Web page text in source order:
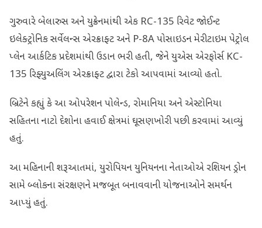
ગુરુવારે બેલારુસ અને યુક્રેનમાંથી એક RC-135 રિવેટ જોઈન્ટ
ઇલેક્ટ્રોનિક સર્વેલન્સ એરક્રાફ્ટ અને P-8A પોસાઇડન મેરીટાઇમ પેટ્રોલ
પ્લેન આર્કટિક પ્રદેશમાંથી ઉડાન ભરી હતી, જેને યુએસ એરફોર્સ KC-
135 રિફ્યુઅલિંગ એરક્રાફ્ટ દ્વારા ટેકો આપવામાં આવ્યો હતો.
બ્રિટેને કહ્યું કે આ ઓપરેશન પોલેન્ડ, રોમાનિયા અને એસ્ટોનિયા
સહિતના નાટો દેશોના હવાઈ ક્ષેત્રમાં ઘૂસણખોરી પછી કરવામાં આવ્યું
હતું.
આ મહિનાની શરૂઆતમાં, યુરોપિયન યુનિયનના નેતાઓએ રશિયન ડ્રોન
સામે બ્લોકના સંરક્ષણને મજબૂત બનાવવાની યોજનાઓને સમર્થન
આપ્યું હતું.